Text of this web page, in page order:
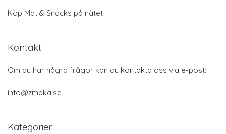
Köp Mat & Snacks på nätet
Kontakt
Om du har några frågor kan du kontakta oss via e-post:
info@zmaka.se
Kategorier